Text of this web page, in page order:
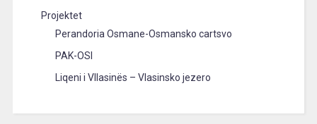
Projektet
Perandoria Osmane-Osmansko cartsvo
PAK-OSI
Liqeni i Vllasinës – Vlasinsko jezero